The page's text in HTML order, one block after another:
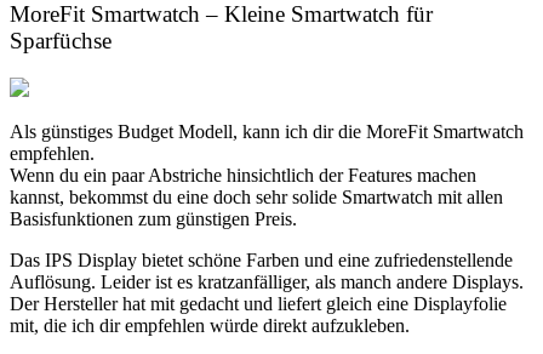
MoreFit Smartwatch – Kleine Smartwatch für
Sparfüchse
Als günstiges Budget Modell, kann ich dir die MoreFit Smartwatch
empfehlen.
Wenn du ein paar Abstriche hinsichtlich der Features machen
kannst, bekommst du eine doch sehr solide Smartwatch mit allen
Basisfunktionen zum günstigen Preis.
Das IPS Display bietet schöne Farben und eine zufriedenstellende
Auflösung. Leider ist es kratzanfälliger, als manch andere Displays.
Der Hersteller hat mit gedacht und liefert gleich eine Displayfolie
mit, die ich dir empfehlen würde direkt aufzukleben.